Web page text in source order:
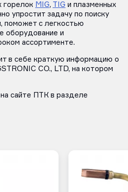
горелок MIG, TIG и плазменных
упростит задачу по поиску
поможет с легкостью
оборудование и
ассортименте.
в себе краткую информацию о
CO., LTD, на котором
сайте ПТК в разделе